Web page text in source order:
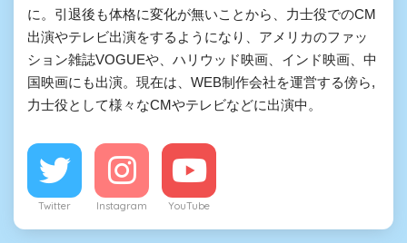
に。引退後も体格に変化が無いことから、力士役でのCM
出演やテレビ出演をするようになり、アメリカのファッ
ション雑誌VOGUEや、ハリウッド映画、インド映画、中
国映画にも出演。現在は、WEB制作会社を運営する傍ら,
力士役として様々なCMやテレビなどに出演中。
Twitter Instagram YouTube